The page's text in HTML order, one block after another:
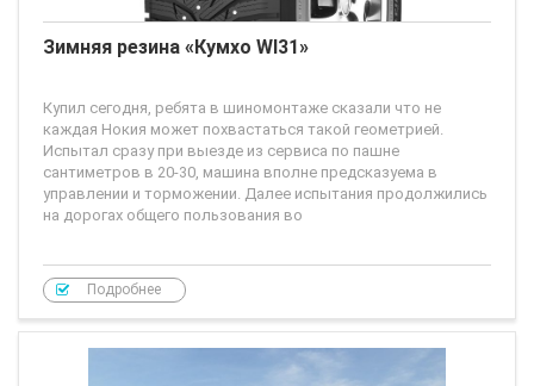
Зимняя резина «Кумхо WI31»
Купил сегодня, ребята в шиномонтаже сказали что не
каждая Нокия может похвастаться такой геометрией.
Испытал сразу при выезде из сервиса по пашне
сантиметров в 20-30, машина вполне предсказуема в
управлении и торможении. Далее испытания продолжились
на дорогах общего пользования во
Подробнее